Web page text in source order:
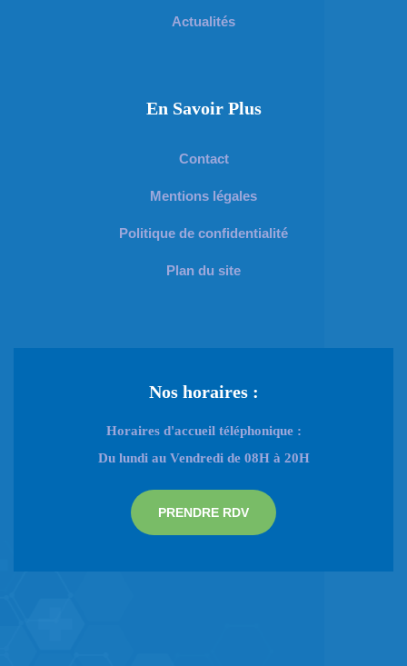
Actualités
En Savoir Plus
Contact
Mentions légales
Politique de confidentialité
Plan du site
Nos horaires :
Horaires d'accueil téléphonique :
Du lundi au Vendredi de 08H à 20H
PRENDRE RDV